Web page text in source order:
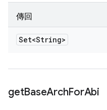
傳回
Set<String>
getBaseArchForAbi